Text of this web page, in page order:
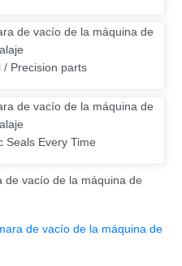
/ Precision parts
Seals Every Time
de vacío de la máquina de